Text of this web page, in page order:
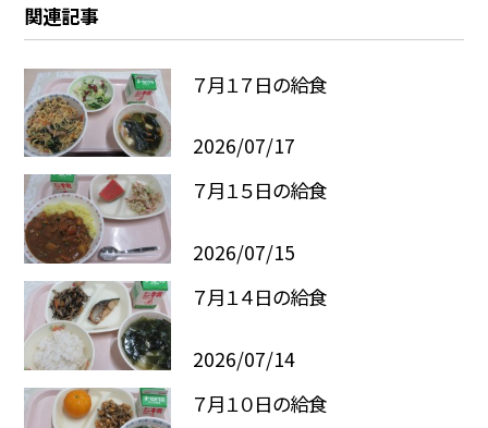
関連記事
７月１７日の給食
2026/07/17
７月１５日の給食
2026/07/15
７月１４日の給食
2026/07/14
７月１０日の給食